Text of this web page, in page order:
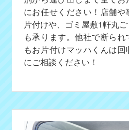
にお任せください！店舗
片付けや、ゴミ屋敷1軒丸
も承ります。他社で断ら
もお片付けマッハくんは
にご相談ください！